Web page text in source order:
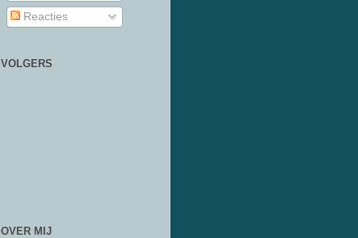
Reacties
VOLGERS
OVER MIJ